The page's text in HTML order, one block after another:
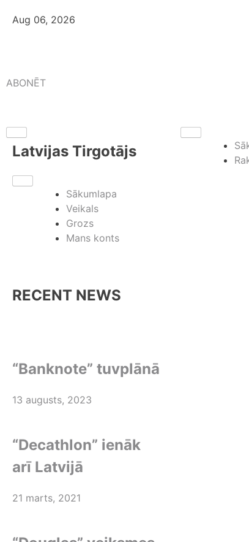
Aug 06, 2026
ABONĒT
Latvijas Tirgotājs
Sākumlapa
Veikals
Grozs
Mans konts
RECENT NEWS
“Banknote” tuvplānā
13 augusts, 2023
“Decathlon” ienāk
arī Latvijā
21 marts, 2021